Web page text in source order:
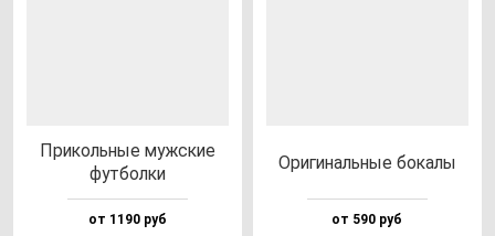
При­коль­ные муж­ские
фут­бол­ки
от 1190 руб
Ори­ги­наль­ные бо­ка­лы
от 590 руб